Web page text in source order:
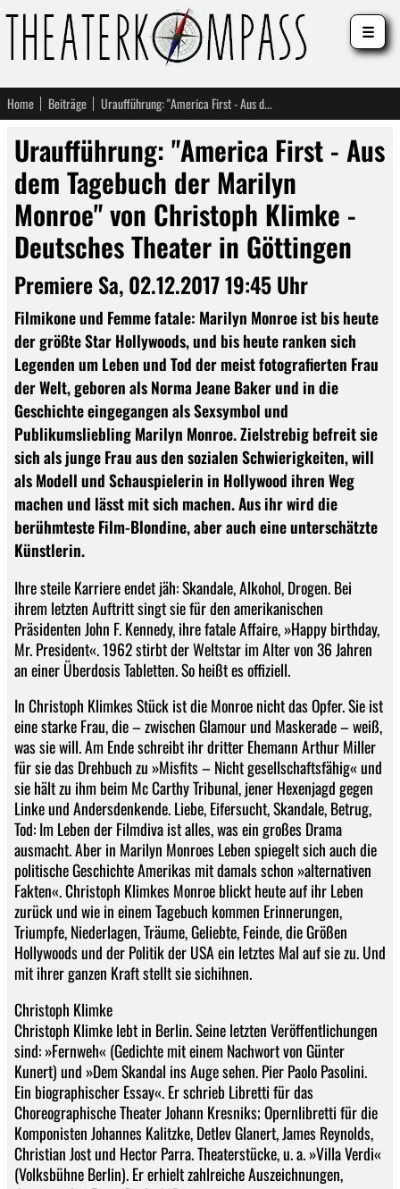
Home Beiträge Uraufführung: "America First - Aus dem Tagebuch der Marilyn Monroe" von Christoph Klimke - Deutsches Theater in Göttingen
Uraufführung: "America First - Aus
dem Tagebuch der Marilyn
Monroe" von Christoph Klimke -
Deutsches Theater in Göttingen
Premiere Sa, 02.12.2017 19:45 Uhr
Filmikone und Femme fatale: Marilyn Monroe ist bis heute
der größte Star Hollywoods, und bis heute ranken sich
Legenden um Leben und Tod der meist fotografierten Frau
der Welt, geboren als Norma Jeane Baker und in die
Geschichte eingegangen als Sexsymbol und
Publikumsliebling Marilyn Monroe. Zielstrebig befreit sie
sich als junge Frau aus den sozialen Schwierigkeiten, will
als Modell und Schauspielerin in Hollywood ihren Weg
machen und lässt mit sich machen. Aus ihr wird die
berühmteste Film-Blondine, aber auch eine unterschätzte
Künstlerin.
Ihre steile Karriere endet jäh: Skandale, Alkohol, Drogen. Bei
ihrem letzten Auftritt singt sie für den amerikanischen
Präsidenten John F. Kennedy, ihre fatale Affaire, »Happy birthday,
Mr. President«. 1962 stirbt der Weltstar im Alter von 36 Jahren
an einer Überdosis Tabletten. So heißt es offiziell.
In Christoph Klimkes Stück ist die Monroe nicht das Opfer. Sie ist
eine starke Frau, die – zwischen Glamour und Maskerade – weiß,
was sie will. Am Ende schreibt ihr dritter Ehemann Arthur Miller
für sie das Drehbuch zu »Misfits – Nicht gesellschaftsfähig« und
sie hält zu ihm beim Mc Carthy Tribunal, jener Hexenjagd gegen
Linke und Andersdenkende. Liebe, Eifersucht, Skandale, Betrug,
Tod: Im Leben der Filmdiva ist alles, was ein großes Drama
ausmacht. Aber in Marilyn Monroes Leben spiegelt sich auch die
politische Geschichte Amerikas mit damals schon »alternativen
Fakten«. Christoph Klimkes Monroe blickt heute auf ihr Leben
zurück und wie in einem Tagebuch kommen Erinnerungen,
Triumpfe, Niederlagen, Träume, Geliebte, Feinde, die Größen
Hollywoods und der Politik der USA ein letztes Mal auf sie zu. Und
mit ihrer ganzen Kraft stellt sie sichihnen.
Christoph Klimke
Christoph Klimke lebt in Berlin. Seine letzten Veröffentlichungen
sind: »Fernweh« (Gedichte mit einem Nachwort von Günter
Kunert) und »Dem Skandal ins Auge sehen. Pier Paolo Pasolini.
Ein biographischer Essay«. Er schrieb Libretti für das
Choreographische Theater Johann Kresniks; Opernlibretti für die
Komponisten Johannes Kalitzke, Detlev Glanert, James Reynolds,
Christian Jost und Hector Parra. Theaterstücke, u. a. »Villa Verdi«
(Volksbühne Berlin). Er erhielt zahlreiche Auszeichnungen,
☰